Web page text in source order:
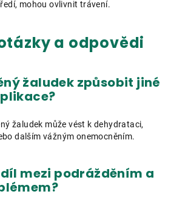
mohou ovlivnit trávení.
a odpovědi
žaludek způsobit jiné
žaludek může vést k dehydrataci,
dalším vážným onemocněním.
mezi podrážděním a